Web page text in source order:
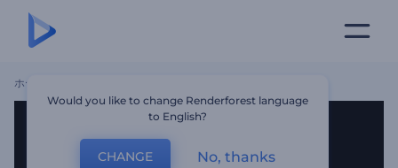
ホーム
Would you like to change Renderforest language
to English?
CHANGE No, thanks